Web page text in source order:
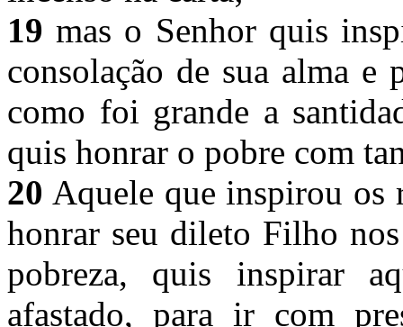
19 mas o Senhor quis
consolação de sua alma e
como foi grande a
quis honrar o pobre com
20 Aquele que inspirou os
honrar seu dileto Filho
pobreza, quis inspirar
afastado, para ir com